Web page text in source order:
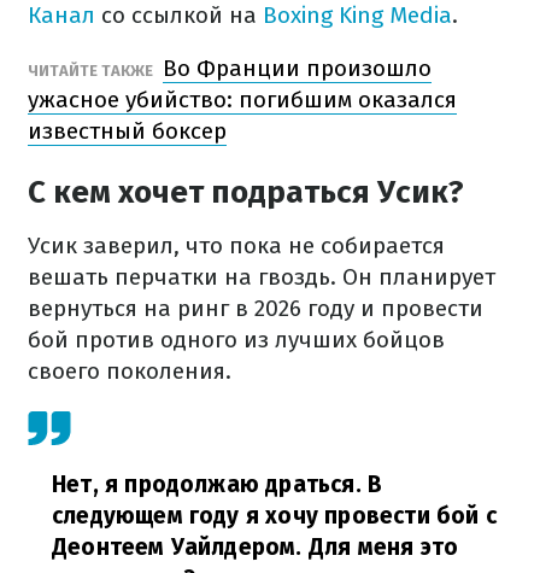
Канал со ссылкой на Boxing King Media.
ЧИТАЙТЕ ТАКЖЕ
Во Франции произошло
ужасное убийство: погибшим оказался
известный боксер
С кем хочет подраться Усик?
Усик заверил, что пока не собирается
вешать перчатки на гвоздь. Он планирует
вернуться на ринг в 2026 году и провести
бой против одного из лучших бойцов
своего поколения.
Нет, я продолжаю драться. В
следующем году я хочу провести бой с
Деонтеем Уайлдером. Для меня это